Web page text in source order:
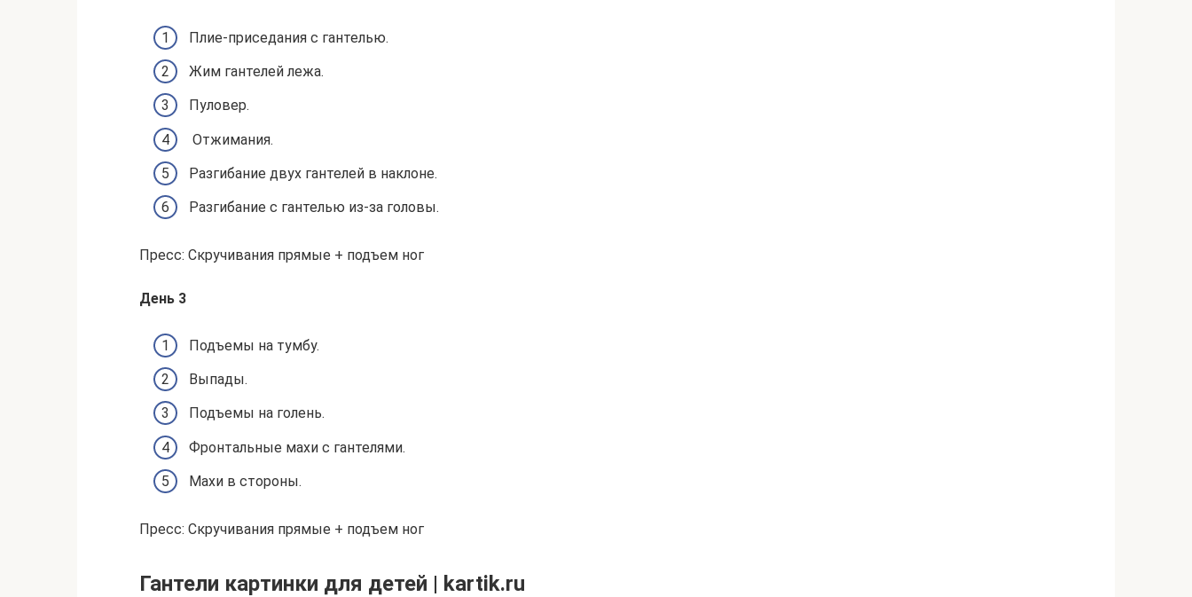
Плие-приседания с гантелью.
Жим гантелей лежа.
Пуловер.
Отжимания.
Разгибание двух гантелей в наклоне.
Разгибание с гантелью из-за головы.
Пресс: Скручивания прямые + подъем ног
День 3
Подъемы на тумбу.
Выпады.
Подъемы на голень.
Фронтальные махи с гантелями.
Махи в стороны.
Пресс: Скручивания прямые + подъем ног
Гантели картинки для детей | kartik.ru